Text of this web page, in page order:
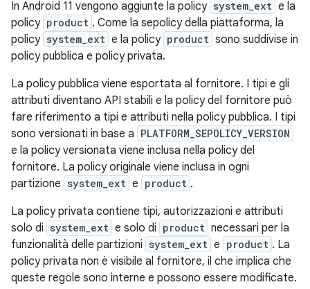
In Android 11 vengono aggiunte la policy system_ext e la
policy product . Come la sepolicy della piattaforma, la
policy system_ext e la policy product sono suddivise in
policy pubblica e policy privata.
La policy pubblica viene esportata al fornitore. I tipi e gli
attributi diventano API stabili e la policy del fornitore può
fare riferimento a tipi e attributi nella policy pubblica. I tipi
sono versionati in base a PLATFORM_SEPOLICY_VERSION
e la policy versionata viene inclusa nella policy del
fornitore. La policy originale viene inclusa in ogni
partizione system_ext e product .
La policy privata contiene tipi, autorizzazioni e attributi
solo di system_ext e solo di product necessari per la
funzionalità delle partizioni system_ext e product . La
policy privata non è visibile al fornitore, il che implica che
queste regole sono interne e possono essere modificate.